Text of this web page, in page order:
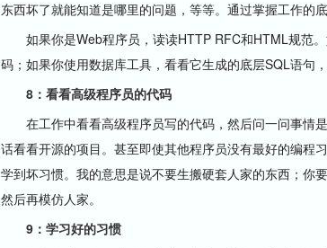
东西坏了就能知道是哪里的问题，等等。通过掌握工作的
如果你是Web程序员，读读HTTP RFC和HTML规范
码；如果你使用数据库工具，看看它生成的底层SQL语句，
8：看看高级程序员的代码
在工作中看看高级程序员写的代码，然后问一问事情
话看看开源的项目。甚至即使其他程序员没有最好的编程
学到坏习惯。我的意思是说不要生搬硬套人家的东西；你
然后再模仿人家。
9：学习好的习惯